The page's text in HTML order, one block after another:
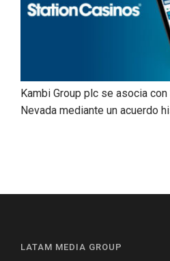
Kambi Group plc se asocia
Nevada mediante un acuerdo
LATAM MEDIA GROUP